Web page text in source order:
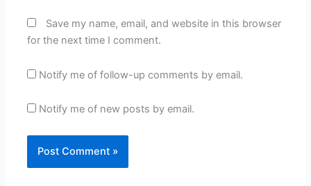
Save my name, email, and website in this browser
for the next time I comment.
Notify me of follow-up comments by email.
Notify me of new posts by email.